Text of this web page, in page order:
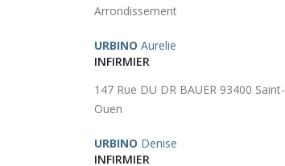
Arrondissement
URBINO Aurelie
INFIRMIER
147 Rue DU DR BAUER 93400 Saint-
Ouen
URBINO Denise
INFIRMIER